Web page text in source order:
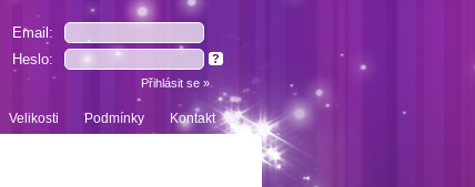
Email:
Heslo:
?
Velikosti Podmínky Kontakt